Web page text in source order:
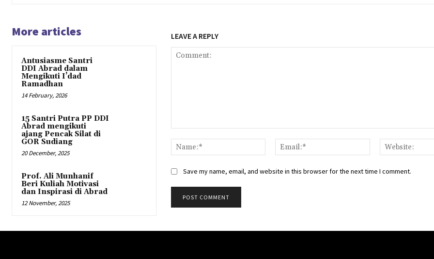
More articles
Antusiasme Santri
DDI Abrad dalam
Mengikuti I’dad
Ramadhan
14 February, 2026
15 Santri Putra PP DDI
Abrad mengikuti
ajang Pencak Silat di
GOR Sudiang
20 December, 2025
Prof. Ali Munhanif
Beri Kuliah Motivasi
dan Inspirasi di Abrad
12 November, 2025
LEAVE A REPLY
Name:*
Email:*
Save my name, email, and website in this browser for the next time I comment.